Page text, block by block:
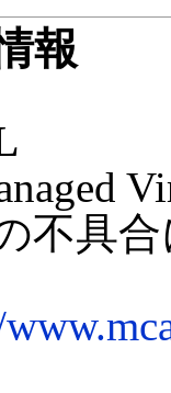
報
不具